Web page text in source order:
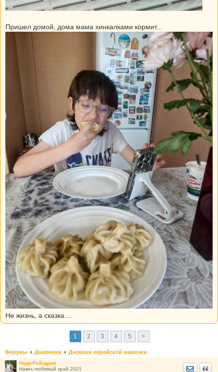
Пришел домой, дома мама хинкалками кормит...
Не жизнь, а сказка....
1 2 3 4 5 >
Форумы Дневники Дневник еврейской мамочки
Надя-Райздрав
Навек любимый край 2021